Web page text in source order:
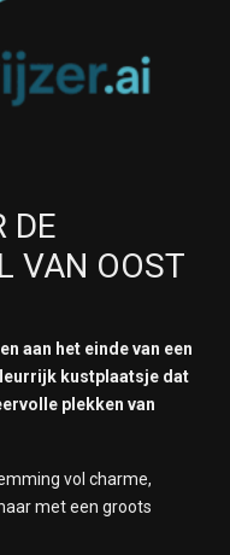
DE
VAN OOST
aan het einde van een
kustplaatsje dat
plekken van
vol charme,
met een groots